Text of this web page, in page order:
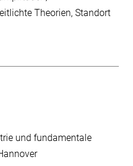
Theorien Standort
und fundamentale